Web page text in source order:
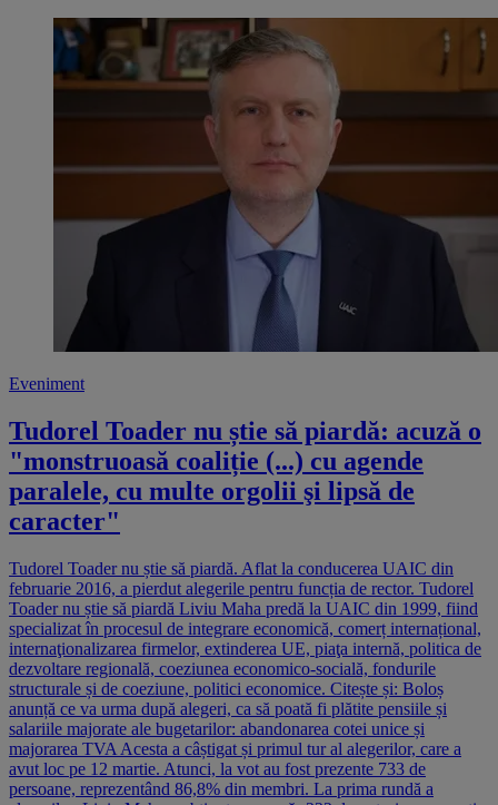
Eveniment
Tudorel Toader nu știe să piardă: acuză o
"monstruoasă coaliție (...) cu agende
paralele, cu multe orgolii şi lipsă de
caracter"
Tudorel Toader nu știe să piardă. Aflat la conducerea UAIC din
februarie 2016, a pierdut alegerile pentru funcția de rector. Tudorel
Toader nu știe să piardă Liviu Maha predă la UAIC din 1999, fiind
specializat în procesul de integrare economică, comerț internațional,
internaţionalizarea firmelor, extinderea UE, piaţa internă, politica de
dezvoltare regională, coeziunea economico-socială, fondurile
structurale și de coeziune, politici economice. Citește și: Boloș
anunță ce va urma după alegeri, ca să poată fi plătite pensiile și
salariile majorate ale bugetarilor: abandonarea cotei unice și
majorarea TVA Acesta a câștigat și primul tur al alegerilor, care a
avut loc pe 12 martie. Atunci, la vot au fost prezente 733 de
persoane, reprezentând 86,8% din membri. La prima rundă a